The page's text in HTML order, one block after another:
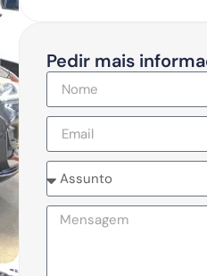
Pedir mais